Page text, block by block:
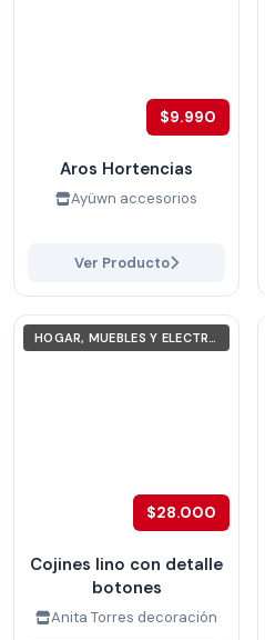
$9.990
Aros Hortencias
Ayüwn accesorios
Ver Producto
HOGAR, MUEBLES Y ELECTRODOMÉSTICOS
$28.000
Cojines lino con detalle
botones
Anita Torres decoración